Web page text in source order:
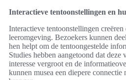
Interactieve tentoonstellingen en
Interactieve tentoonstellingen creëren
leeromgeving. Bezoekers kunnen
hen helpt om de tentoongestelde
Studies hebben aangetoond dat deze
interesse vergroot en de
kunnen musea een diepere